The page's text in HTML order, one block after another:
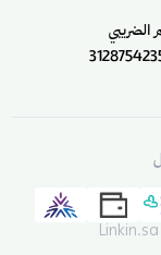
الضريبي